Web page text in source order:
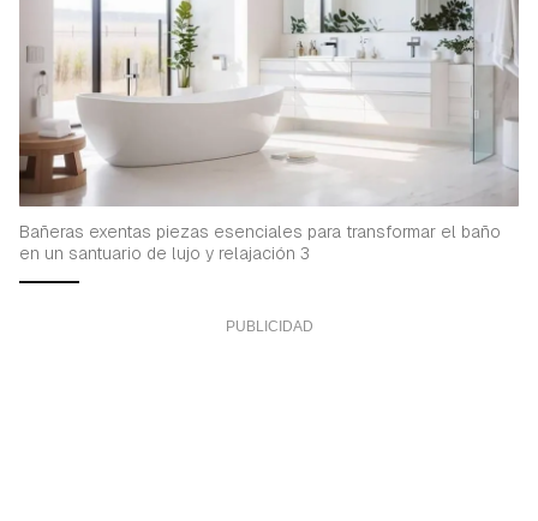
Bañeras exentas piezas esenciales para transformar el baño
en un santuario de lujo y relajación 3